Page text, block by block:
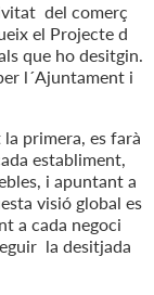
del comerç
el Projecte d
que ho desitgin.
l´Ajuntament i
primera, es farà
establiment,
i apuntant a
visió global es
a cada negoci
la desitjada